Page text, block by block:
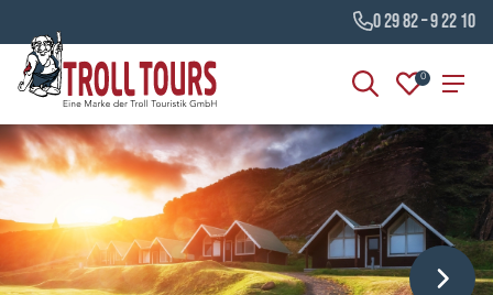
0 29 82 – 9 22 10
0